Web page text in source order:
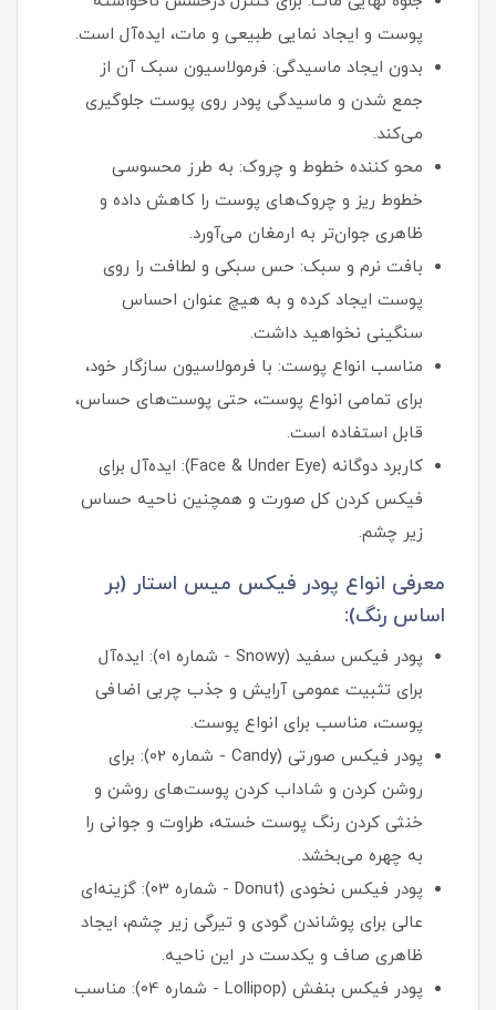
پوست و ایجاد نمایی طبیعی و مات، ایده‌آل است.
بدون ایجاد ماسیدگی: فرمولاسیون سبک آن از
جمع شدن و ماسیدگی پودر روی پوست جلوگیری
می‌کند.
محو کننده خطوط و چروک: به طرز محسوسی
خطوط ریز و چروک‌های پوست را کاهش داده و
ظاهری جوان‌تر به ارمغان می‌آورد.
بافت نرم و سبک: حس سبکی و لطافت را روی
پوست ایجاد کرده و به هیچ عنوان احساس
سنگینی نخواهید داشت.
مناسب انواع پوست: با فرمولاسیون سازگار خود،
برای تمامی انواع پوست، حتی پوست‌های حساس،
قابل استفاده است.
کاربرد دوگانه (Face & Under Eye): ایده‌آل برای
فیکس کردن کل صورت و همچنین ناحیه حساس
زیر چشم.
معرفی انواع پودر فیکس میس استار (بر
اساس رنگ):
پودر فیکس سفید (Snowy - شماره 01): ایده‌آل
برای تثبیت عمومی آرایش و جذب چربی اضافی
پوست، مناسب برای انواع پوست.
پودر فیکس صورتی (Candy - شماره 02): برای
روشن کردن و شاداب کردن پوست‌های روشن و
خنثی کردن رنگ پوست خسته، طراوت و جوانی را
به چهره می‌بخشد.
پودر فیکس نخودی (Donut - شماره 03): گزینه‌ای
عالی برای پوشاندن گودی و تیرگی زیر چشم، ایجاد
ظاهری صاف و یکدست در این ناحیه.
پودر فیکس بنفش (Lollipop - شماره 04): مناسب